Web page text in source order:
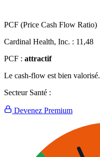
PCF (Price Cash Flow Ratio)
Cardinal Health, Inc. : 11,48
PCF : attractif
Le cash-flow est bien valorisé.
Secteur Santé :
Devenez Premium